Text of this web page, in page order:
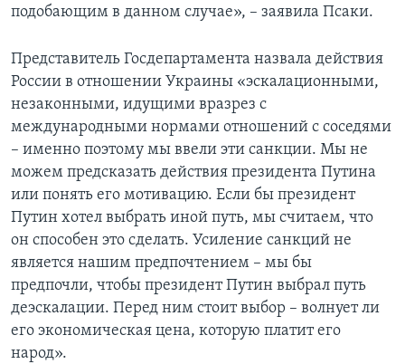
подобающим в данном случае», – заявила Псаки.
Представитель Госдепартамента назвала действия
России в отношении Украины «эскалационными,
незаконными, идущими вразрез с
международными нормами отношений с соседями
– именно поэтому мы ввели эти санкции. Мы не
можем предсказать действия президента Путина
или понять его мотивацию. Если бы президент
Путин хотел выбрать иной путь, мы считаем, что
он способен это сделать. Усиление санкций не
является нашим предпочтением – мы бы
предпочли, чтобы президент Путин выбрал путь
деэскалации. Перед ним стоит выбор – волнует ли
его экономическая цена, которую платит его
народ».